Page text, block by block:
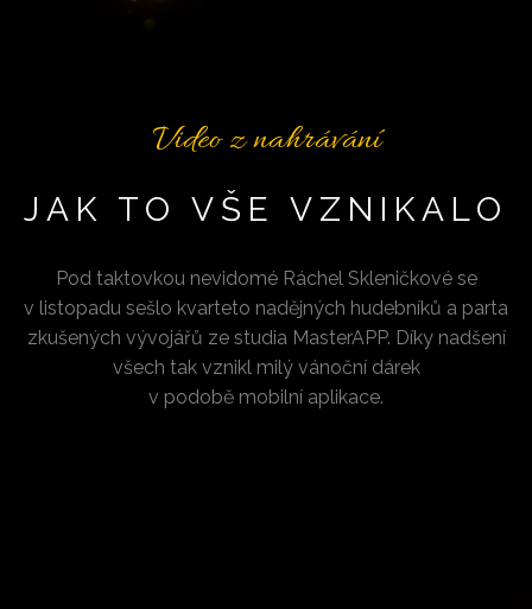
Video z nahrávání
JAK TO VŠE VZNIKALO
Pod taktovkou nevidomé Ráchel Skleničkové se
v listopadu sešlo kvarteto nadějných hudebníků a parta
zkušených vývojářů ze studia MasterAPP. Díky nadšení
všech tak vznikl milý vánoční dárek
v podobě mobilní aplikace.